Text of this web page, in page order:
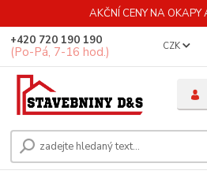
AKČNÍ CENY NA OKAPY
CZK
+420 720 190 190
(Po-Pá, 7-16 hod.)